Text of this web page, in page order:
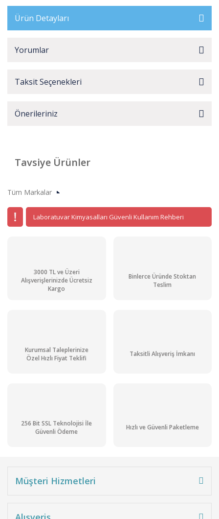
Ürün Detayları
Yorumlar
Taksit Seçenekleri
Önerileriniz
Tavsiye Ürünler
Tüm Markalar
Laboratuvar Kimyasalları Güvenli Kullanım Rehberi
3000 TL ve Üzeri
Alışverişlerinizde Ücretsiz
Kargo
Binlerce Üründe Stoktan
Teslim
Kurumsal Taleplerinize
Özel Hızlı Fiyat Teklifi
Taksitli Alışveriş İmkanı
256 Bit SSL Teknolojisi İle
Güvenli Ödeme
Hızlı ve Güvenli Paketleme
Müşteri Hizmetleri